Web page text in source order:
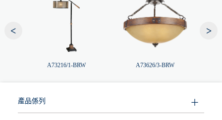
A73216/1-BRW A73626/3-BRW
< >
產品係列